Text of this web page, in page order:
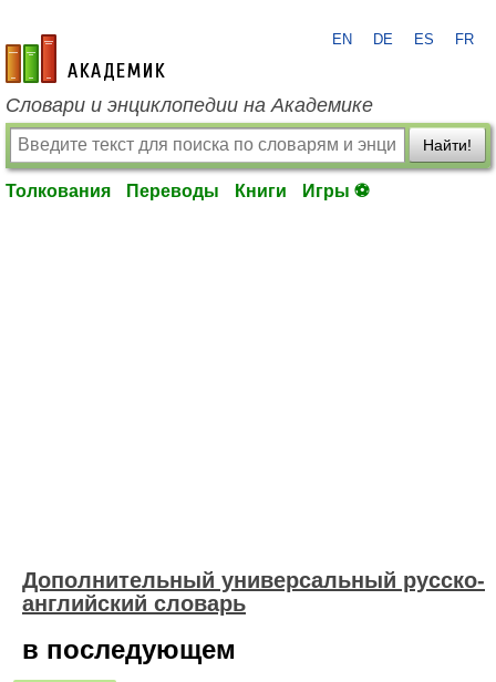
academic.ru
EN DE ES FR
Словари и энциклопедии на Академике
Найти!
Толкования Переводы Книги Игры ⚽
Дополнительный универсальный русско-
английский словарь
в последующем